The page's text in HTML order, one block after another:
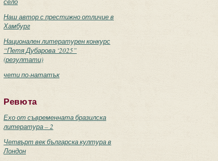
Наш автор с престижно отличие в
Хамбург
Национален литературен конкурс
“Петя Дубарова ‘2025”
(резултати)
чети по-нататък
Ревюта
Ехо от съвременната бразилска
литература – 2
Четвърт век българска култура в
Лондон